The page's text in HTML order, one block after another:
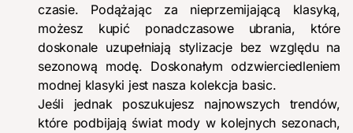
czasie. Podążając za nieprzemijającą klasyką,
możesz kupić ponadczasowe ubrania, które
doskonale uzupełniają stylizacje bez względu na
sezonową modę. Doskonałym odzwierciedleniem
modnej klasyki jest nasza kolekcja basic.
Jeśli jednak poszukujesz najnowszych trendów,
które podbijają świat mody w kolejnych sezonach,